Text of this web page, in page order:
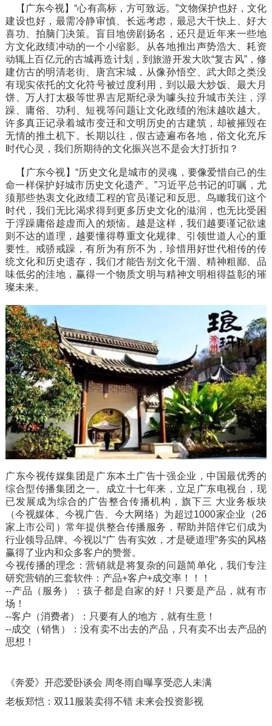
【广东今视】“心有高标，方可致远。”文物保护也好，文化
建设也好，最需冷静审慎、长远考虑，最忌大干快上、好大
喜功、拍脑门决策。盲目地傍剧扬名，还只是近年来一些地
方文化政绩冲动的一个小缩影。从各地推出声势浩大、耗资
动辄上百亿元的古城再造计划，到旅游开发大吹“复古风”，修
建仿古的明清老街、唐宫宋城，从像孙悟空、武大郎之类没
有现实依托的文化符号被过度利用，到以最大炒饭、最大月
饼、万人打太极等世界吉尼斯纪录为噱头拉升城市关注，浮
躁、庸俗、功利、短视等问题让文化政绩的泡沫越吹越大。
许多真正记录着城市变迁和文明历史的古建筑，却被摧毁在
无情的推土机下。长期以往，假古迹遍布各地，俗文化充斥
时代心灵，我们所期待的文化振兴岂不是会大打折扣？
【广东今视】“历史文化是城市的灵魂，要像爱惜自己的生
命一样保护好城市历史文化遗产。”习近平总书记的叮嘱，尤
须那些热衷文化政绩工程的官员谨记和反思。鸟瞰我们这个
时代，我们无比渴求得到更多历史文化的滋润，也无比受困
于浮躁庸俗趁虚而入的烦恼。越是这样，我们越要谨记欲速
则不达的道理，越要懂得尊重文化规律、引领世道人心的重
要性。戒骄戒躁，有所为有所不为，珍惜用好世代相传的传
统文化和历史遗存，我们才能告别文化干涸、精神粗鄙、品
味低劣的洼地，赢得一个物质文明与精神文明相得益彰的璀
璨未来。
广东今视传媒集团是广东本土广告十强企业，中国最优秀的
综合型传播集团之一。成立十七年来，立足广东电视台，现
已发展成为综合的广告整合传播机构，旗下三 大业务板块
（今视媒体、今视广告、今大网络）为超过1000家企业（26
家上市公司）常年提供整合传播服务，帮助并陪伴它们成为
行业领导品牌。今视以“广 告有实效，才是硬道理”务实的风格
赢得了业内和众多客户的赞誉。
今视传播的理念：营销就是将复杂的问题简单化，我们专注
研究营销的三套软件：产品+客户+成交率！！！
--产品（服务）：孩子都是自家的好！只要是产品，就有市
场！
--客户（消费者）：只要有人的地方，就有生意！
--成交（销售）：没有卖不出去的产品，只有卖不出去产品的
思想！
《奔爱》开恋爱卧谈会 周冬雨自曝享受恋人未满
老板郑恺：双11服装卖得不错 未来会投资影视